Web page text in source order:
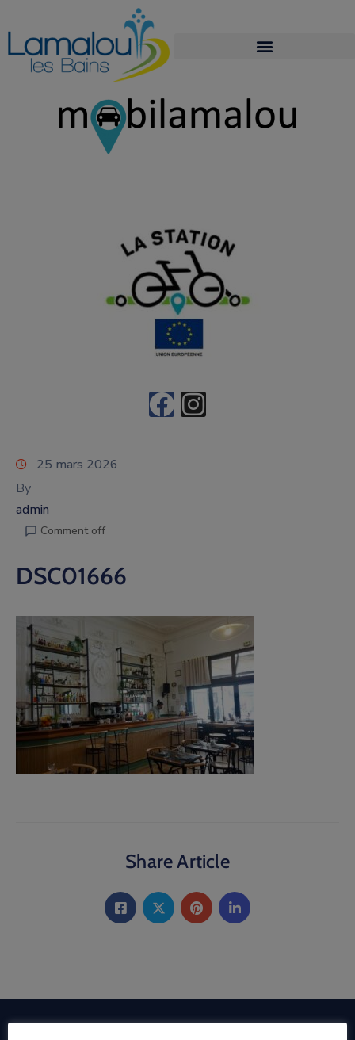
25 mars 2026
By
admin
Comment off
DSC01666
Share Article